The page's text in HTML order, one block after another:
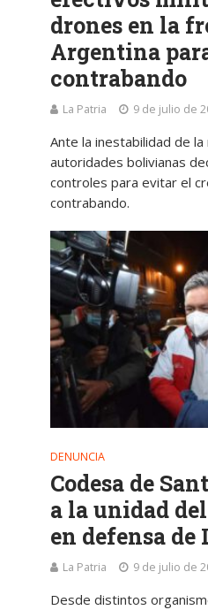
drones en la
Argentina
contrabando
La Patria 9 de julio de
Ante la inestabilidad de
autoridades bolivianas
controles para evitar el
contrabando.
DENUNCIA
Codesa de
a la unidad
en defensa de
La Patria 9 de julio de
Desde distintos